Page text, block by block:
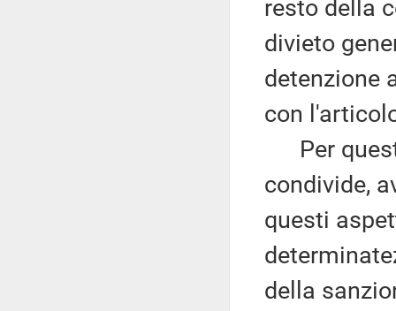
resto della
divieto
detenzione
con
Per
condivide,
questi
della